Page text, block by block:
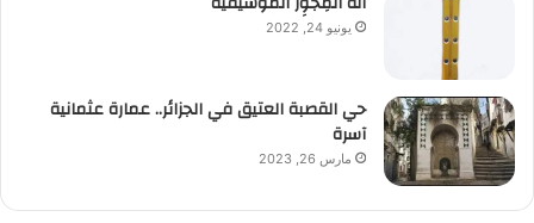
يونيو 24, 2022
حي القصبة العتيق في الجزائر.. عمارة عثمانية
آسرة
مارس 26, 2023